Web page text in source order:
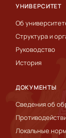
УНИВЕРСИТЕТ
Об
Структура и
Руководство
История
ДОКУМЕНТЫ
Сведения об
Локальные